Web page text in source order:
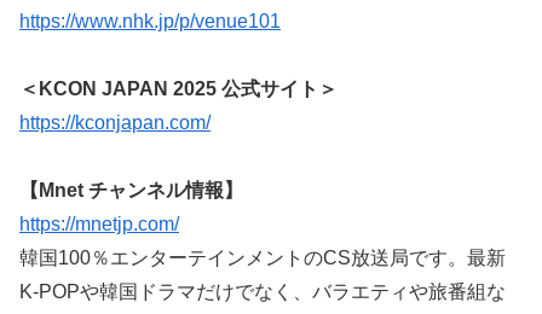
https://www.nhk.jp/p/venue101
＜KCON JAPAN 2025 公式サイト＞
https://kconjapan.com/
【Mnet チャンネル情報】
https://mnetjp.com/
韓国100％エンターテインメントのCS放送局です。最新
K-POPや韓国ドラマだけでなく、バラエティや旅番組な